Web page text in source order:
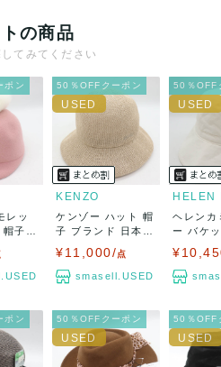
料表を確認する
で発送致します。
の商品
てみてください
ポン
レッ
子
50％OFFクーポン
KENZO
ケンゾー ハット 帽
子 ブランド 日本製
¥11,000/点
smasell.USED
50％OFF
ヘレンカ
ー バケ
ポン 50％OFFクーポン 50％OFF